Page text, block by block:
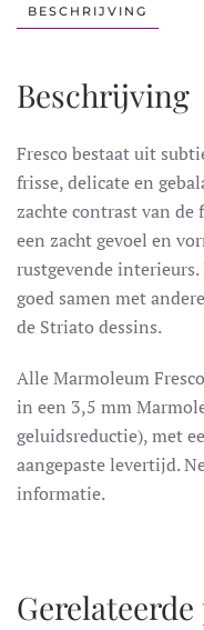
BESCHRIJVING
Beschrijving
Fresco bestaat uit
frisse, delicate en
zachte contrast van de
een zacht gevoel en
rustgevende interieurs.
goed samen met
de Striato dessins.
Alle Marmoleum
in een 3,5 mm
geluidsreductie), met
aangepaste levertijd.
informatie.